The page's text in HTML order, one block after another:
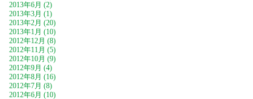
2013年6月 (2)
2013年3月 (1)
2013年2月 (20)
2013年1月 (10)
2012年12月 (8)
2012年11月 (5)
2012年10月 (9)
2012年9月 (4)
2012年8月 (16)
2012年7月 (8)
2012年6月 (10)